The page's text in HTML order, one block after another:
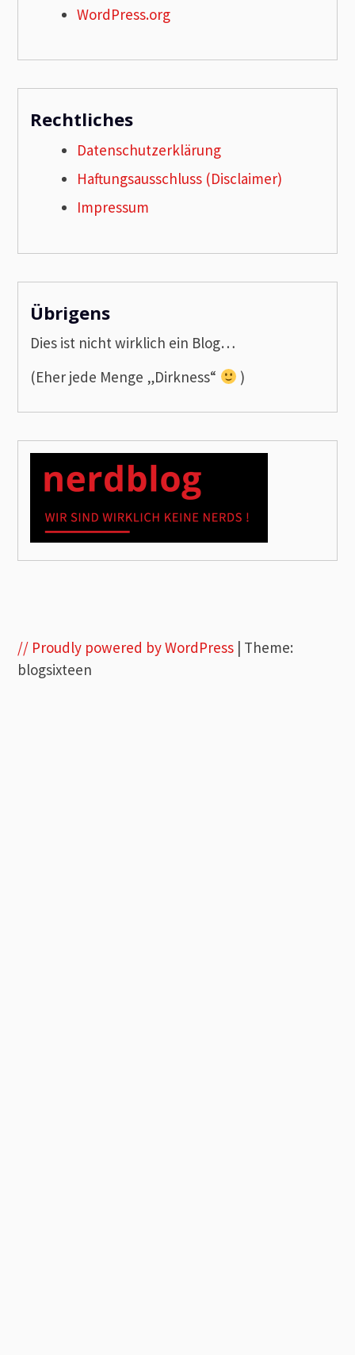
WordPress.org
Rechtliches
Datenschutzerklärung
Haftungsausschluss (Disclaimer)
Impressum
Übrigens
Dies ist nicht wirklich ein Blog…
(Eher jede Menge „Dirkness“
)
// Proudly powered by WordPress | Theme:
blogsixteen